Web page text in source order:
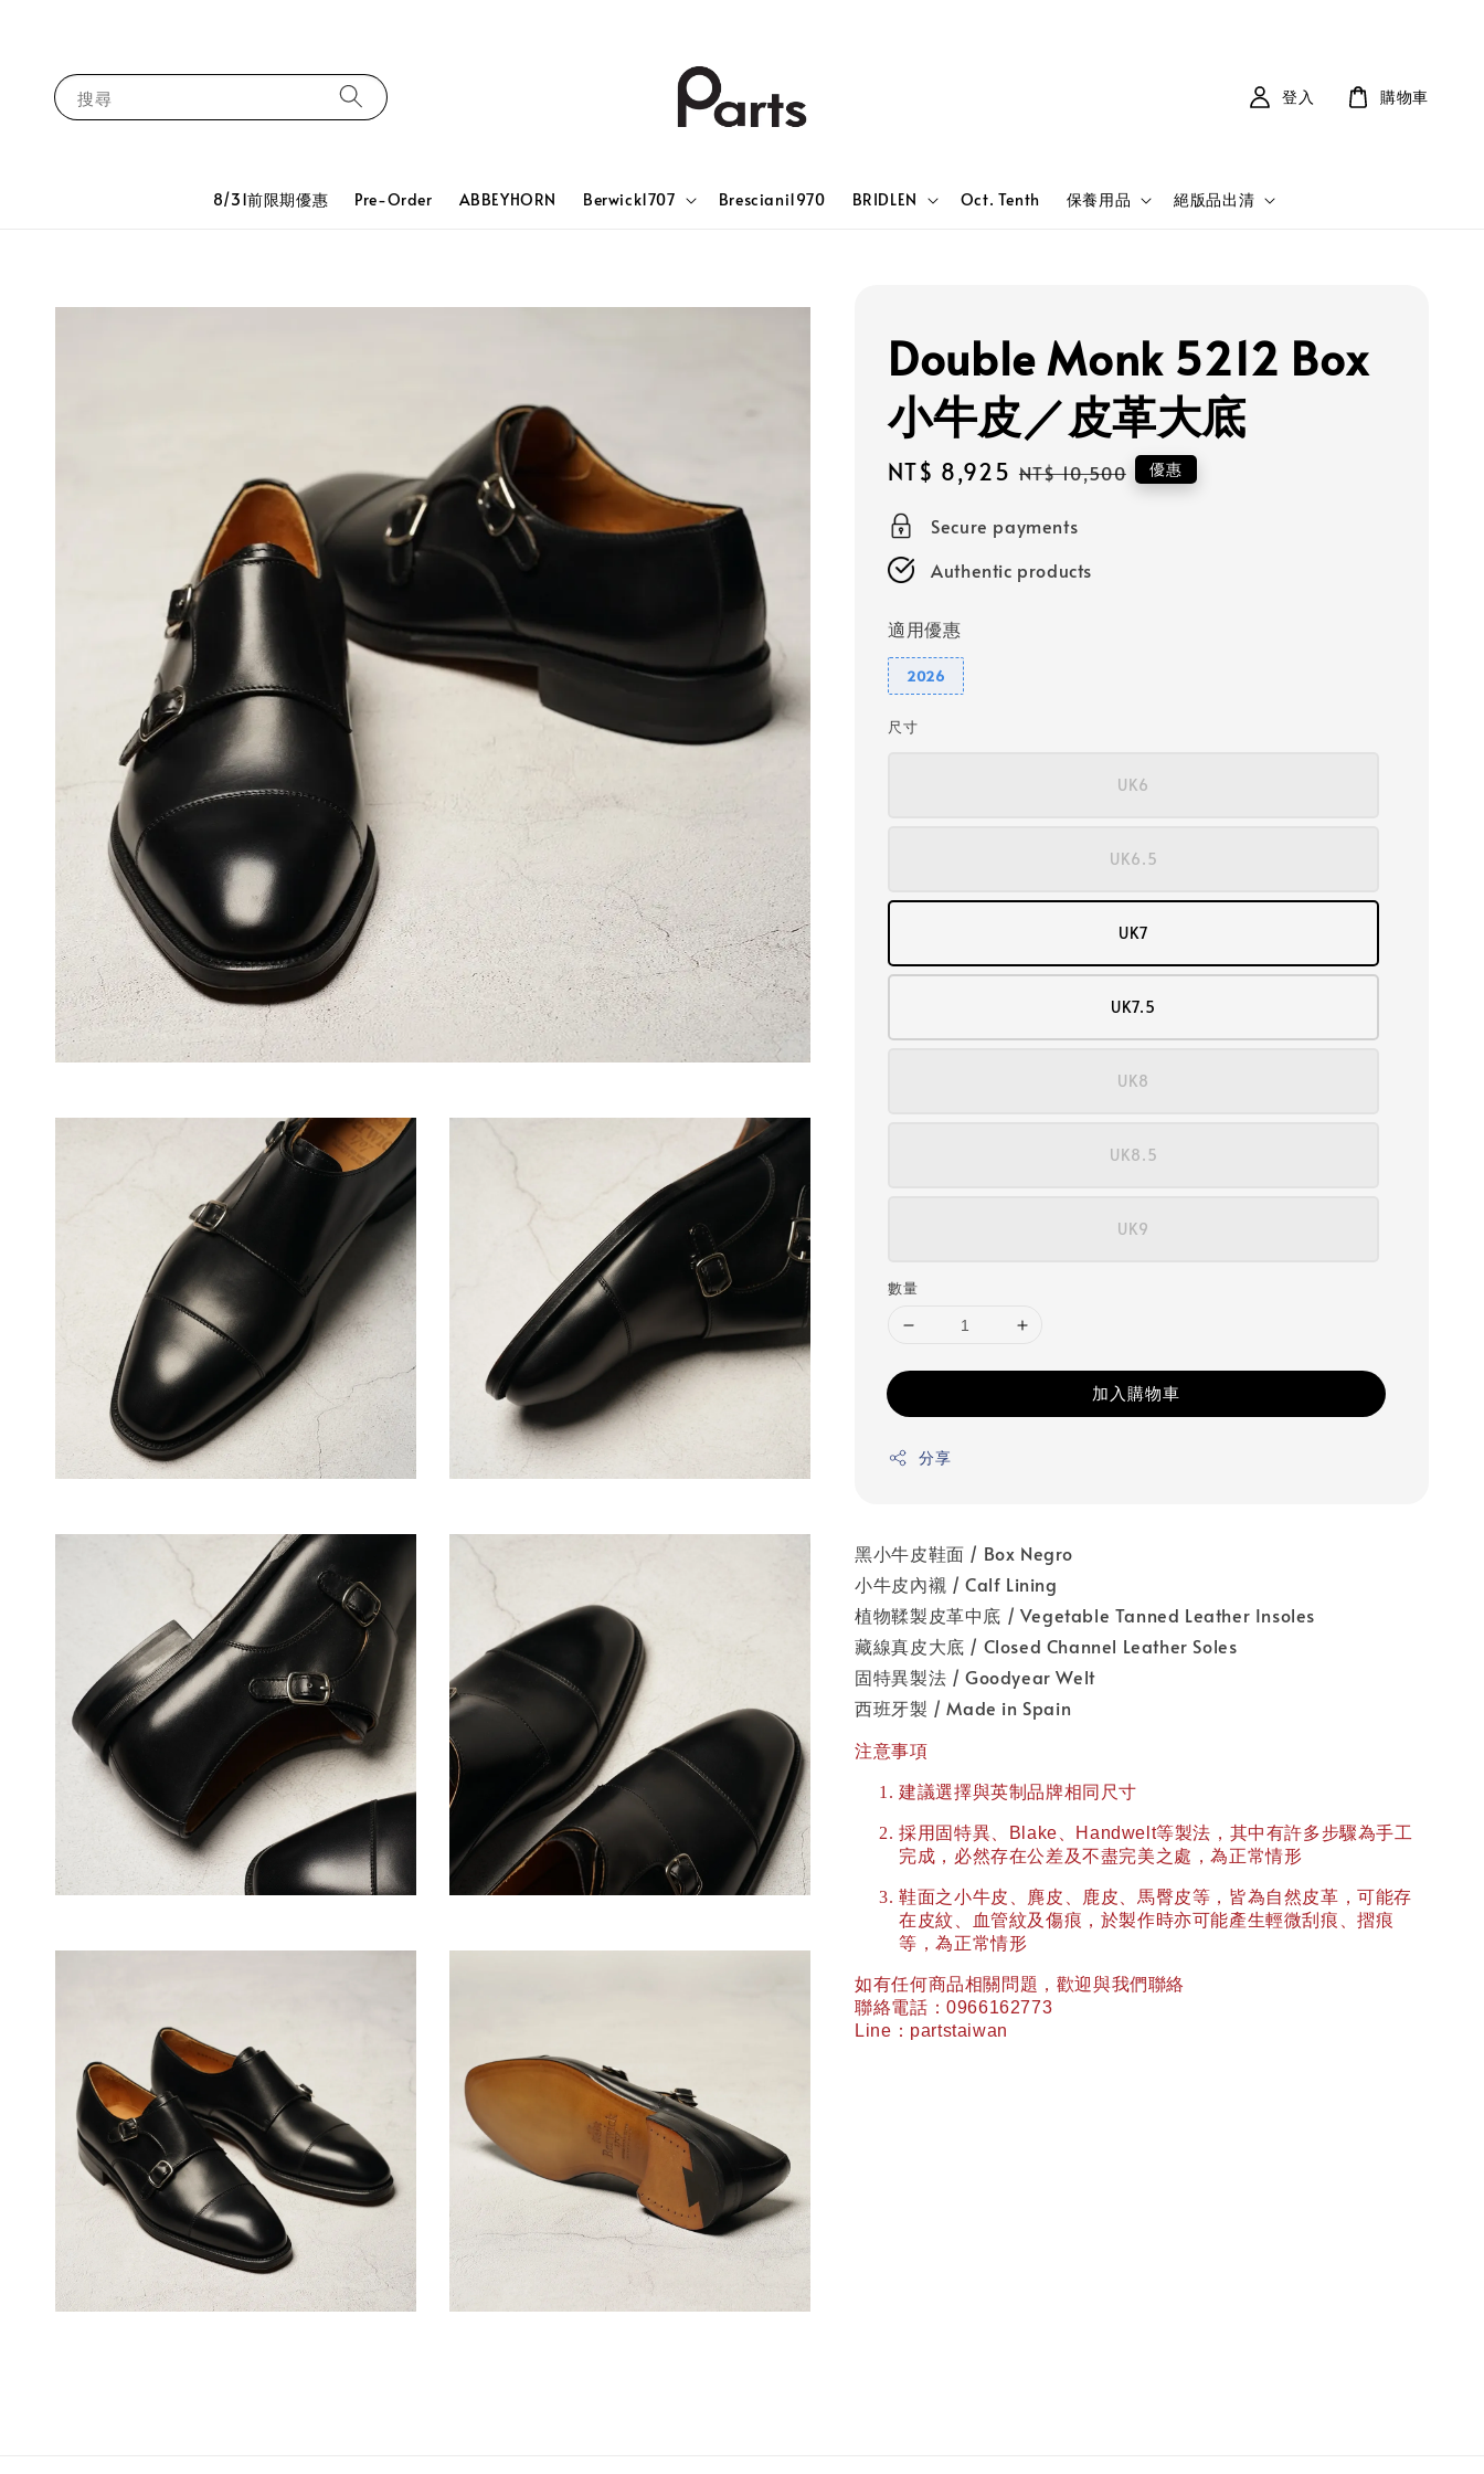
搜尋
8/31前限期優惠 Pre-Order ABBEYHORN Berwick1707 Bresciani1970 BRIDLEN Oct. Tenth 保養用品 絕版品出清
登入 購物車
Double Monk 5212 Box
小牛皮／皮革大底
Sale
price
NT$ 8,925 Regular
NT$ 10,500 優惠
Secure payments
Authentic products
適用優惠
2026
尺寸
UK6
UK6.5
UK7
UK7.5
UK8
UK8.5
UK9
數量
加入購物車
分享
黑小牛皮鞋面 / Box Negro
小牛皮內襯 / Calf Lining
植物鞣製皮革中底 / Vegetable Tanned Leather Insoles
藏線真皮大底 / Closed Channel Leather Soles
固特異製法 / Goodyear Welt
西班牙製 / Made in Spain
注意事項
建議選擇與英制品牌相同尺寸
採用固特異、 Blake Handwelt等製法，其中有許多步驟為手工
完成，必然存在公差及不盡完美之處，為正常情形
鞋面之小牛皮、麂皮、鹿皮、馬臀皮等，皆為自然皮革，可能存
在皮紋、血管紋及傷痕，於製作時亦可能產生輕微刮痕、摺痕
等，為正常情形
如有任何商品相關問題，歡迎與我們聯絡
聯絡電話：0966162773
Line ： partstaiwan